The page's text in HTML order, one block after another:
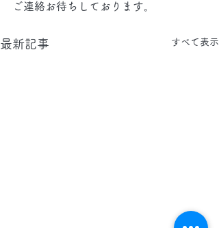
ご連絡お待ちしております。
最新記事 すべて表示